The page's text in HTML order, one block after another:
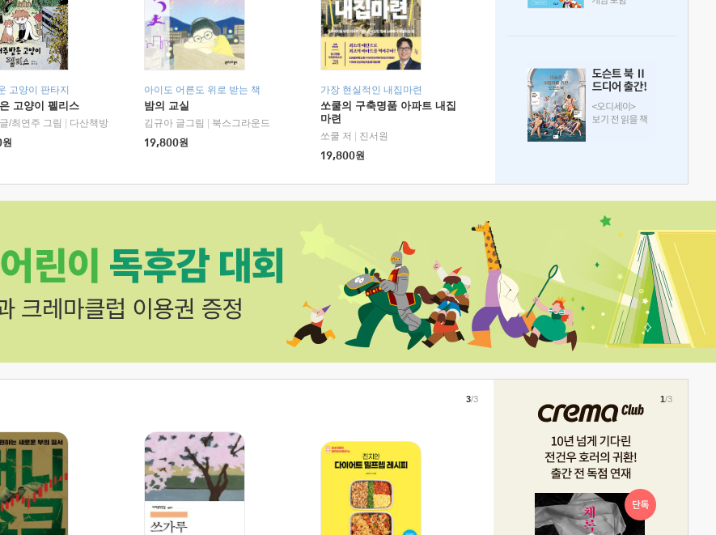
고양이 판타지
고양이 펠리스
/최연주 그림
다산책방
원
아이도 어른도 위로 받는 책
밤의 교실
김규아 글그림
북스그라운드
19,800원
가장 현실적인 내집마련
쏘쿨의 구축명품 아파트 내집
마련
쏘쿨 저
진서원
19,800원
3/3 1/3